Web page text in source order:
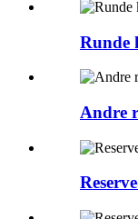
Runde
Andre